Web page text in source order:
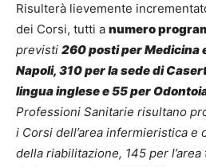
Risulterà lievemente
dei Corsi, tutti a numero
previsti 260 posti per Medicina
Napoli, 310 per la sede di
lingua inglese e 55 per
Professioni Sanitarie risultano
i Corsi dell’area infermieristica e
della riabilitazione, 145 per l’area